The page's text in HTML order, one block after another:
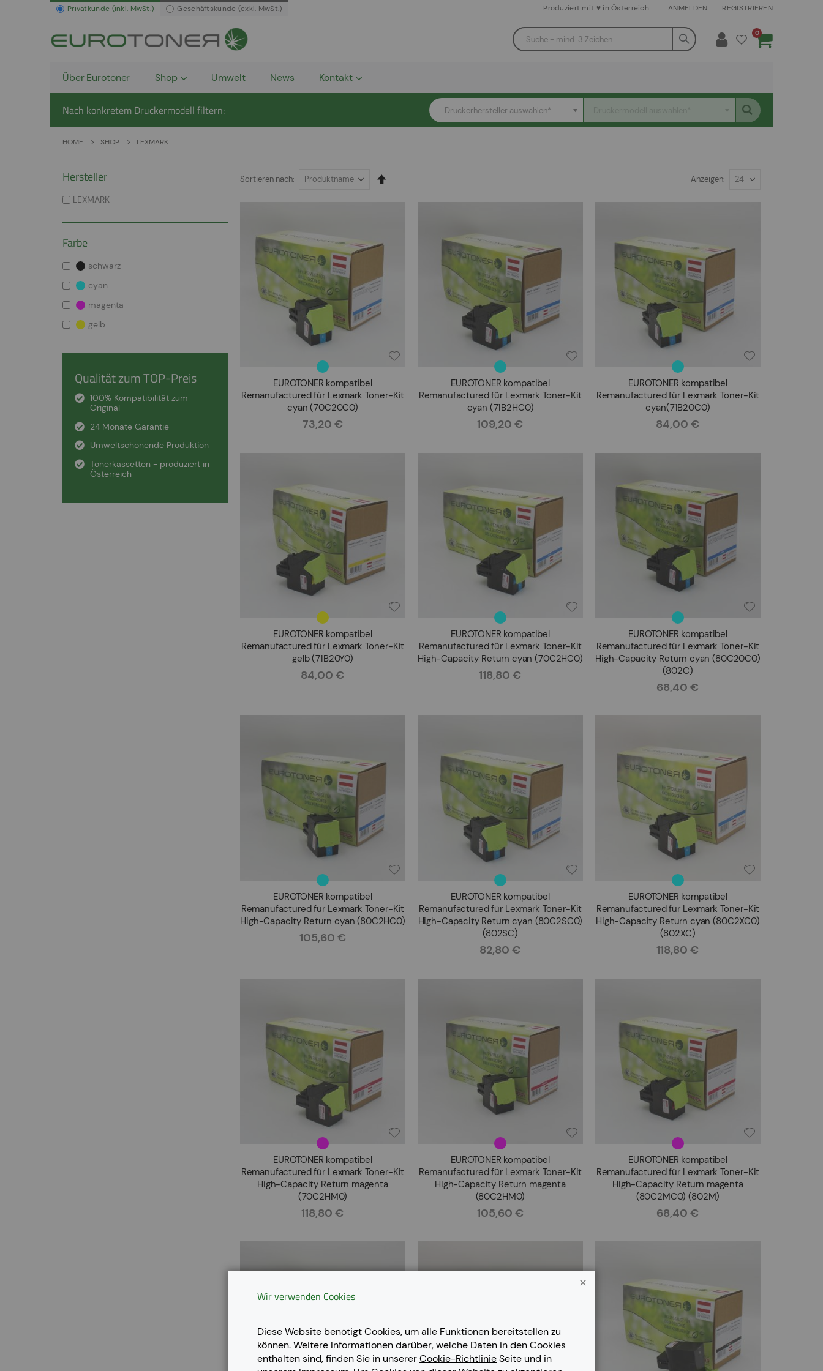
Privatkunde (inkl. MwSt.) Geschäftskunde (exkl. MwSt.) Produziert mit ♥ in Österreich ANMELDEN REGISTRIEREN
Warenkorb
0Artikel
Über Eurotoner Shop Umwelt News Kontakt
Nach konkretem Druckermodell filtern: Druckerhersteller auswählen*
HOME SHOP LEXMARK
Sortieren nach Anzeigen
EUROTONER kompatibel
Remanufactured für Lexmark Toner-Kit
cyan (70C20C0)
Rating:
73,20 €
EUROTONER kompatibel
Remanufactured für Lexmark Toner-Kit
cyan (71B2HC0)
Rating:
109,20 €
EUROTONER kompatibel
Remanufactured für Lexmark Toner-Kit
cyan(71B20C0)
Rating:
84,00 €
EUROTONER kompatibel
Remanufactured für Lexmark Toner-Kit
gelb (71B20Y0)
Rating:
84,00 €
EUROTONER kompatibel
Remanufactured für Lexmark Toner-Kit
High-Capacity Return cyan (70C2HC0)
Rating:
118,80 €
EUROTONER kompatibel
Remanufactured für Lexmark Toner-Kit
High-Capacity Return cyan (80C20C0)
(802C)
Rating:
68,40 €
EUROTONER kompatibel
Remanufactured für Lexmark Toner-Kit
High-Capacity Return cyan (80C2HC0)
Rating:
105,60 €
EUROTONER kompatibel
Remanufactured für Lexmark Toner-Kit
High-Capacity Return cyan (80C2SC0)
(802SC)
Rating:
82,80 €
EUROTONER kompatibel
Remanufactured für Lexmark Toner-Kit
High-Capacity Return cyan (80C2XC0)
(802XC)
Rating:
118,80 €
EUROTONER kompatibel
Remanufactured für Lexmark Toner-Kit
High-Capacity Return magenta
(70C2HM0)
Rating:
118,80 €
EUROTONER kompatibel
Remanufactured für Lexmark Toner-Kit
High-Capacity Return magenta
(80C2HM0)
Rating:
105,60 €
EUROTONER kompatibel
Remanufactured für Lexmark Toner-Kit
High-Capacity Return magenta
(80C2MC0) (802M)
Rating:
68,40 €
Hersteller
LEXMARK
Farbe
schwarz
cyan
magenta
gelb
Qualität zum TOP-Preis
100% Kompatibilität zum
Original
24 Monate Garantie
Umweltschonende Produktion
Tonerkassetten - produziert in
Österreich
Wir verwenden Cookies
Diese Website benötigt Cookies, um alle Funktionen bereitstellen zu
können. Weitere Informationen darüber, welche Daten in den Cookies
enthalten sind, finden Sie in unsererCookie-RichtlinieSeite und in